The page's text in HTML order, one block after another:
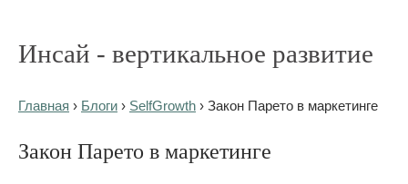
Инсай - вертикальное развитие
Главная › Блоги › SelfGrowth › Закон Парето в маркетинге
Закон Парето в маркетинге